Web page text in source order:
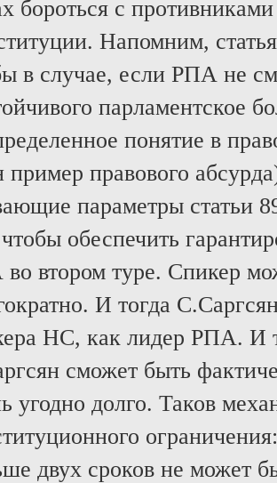
бороться с
Напомним,
в случае, если РПА не
парламентское
понятие в
пример правового
параметры статьи
обеспечить
втором туре. Спикер
И тогда
НС, как лидер РПА. И
сможет быть
угодно долго. Таков
двух сроков не может